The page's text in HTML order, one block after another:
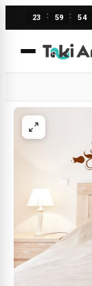
23 : 59 : 53